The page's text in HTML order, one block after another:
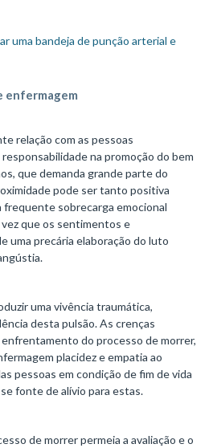
uma bandeja de punção arterial e
enfermagem
relação com as pessoas
na promoção do bem
que demanda grande parte do
pode ser tanto positiva
frequente sobrecarga emocional
que os sentimentos e
uma precária elaboração do luto
uma vivência traumática,
desta pulsão. As crenças
do processo de morrer,
placidez e empatia ao
pessoas em condição de fim de vida
fonte de alívio para estas.
de morrer permeia a avaliação e o